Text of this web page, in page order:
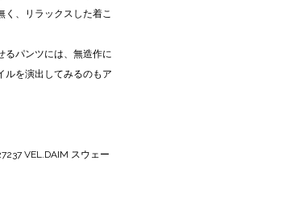
く、リラックスした着こ
るパンツには、無造作に
ルを演出してみるのもア
VEL.DAIM スウェー